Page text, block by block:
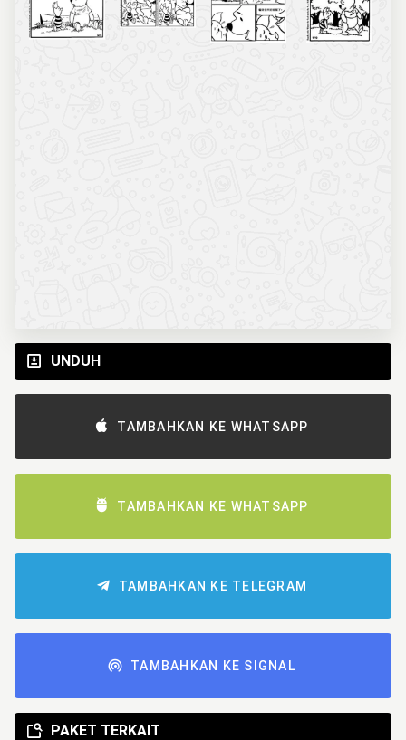
UNDUH
TAMBAHKAN KE WHATSAPP
TAMBAHKAN KE WHATSAPP
TAMBAHKAN KE TELEGRAM
TAMBAHKAN KE SIGNAL
PAKET TERKAIT